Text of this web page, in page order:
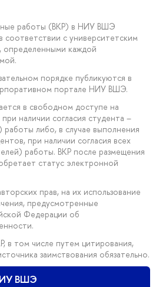
работы (ВКР) в НИУ ВШЭ
с университетским
определенными каждой
порядке публикуются в
портале НИУ ВШЭ.
в свободном доступе на
наличии согласия студента –
работы либо, в случае выполнения
при наличии согласия всех
работы. ВКР после размещения
статус электронной
прав, на их использование
предусмотренные
Федерации об
в том числе путем цитирования,
заимствования обязательно.
ВШЭ